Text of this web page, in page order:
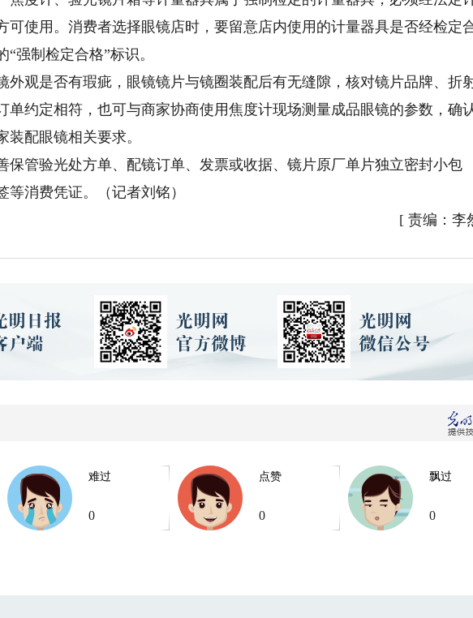
可使用。消费者选择眼镜店时，要留意店内使用的计量器具是否经检定
强制检定合格”标识。
观是否有瑕疵，眼镜镜片与镜圈装配后有无缝隙，核对镜片品牌、折
单约定相符，也可与商家协商使用焦度计现场测量成品眼镜的参数，确
配眼镜相关要求。
管验光处方单、配镜订单、发票或收据、镜片原厂单片独立密封小包
消费凭证。（记者刘铭）
[ 责编：李
难过
0
点赞
0
飘过
0